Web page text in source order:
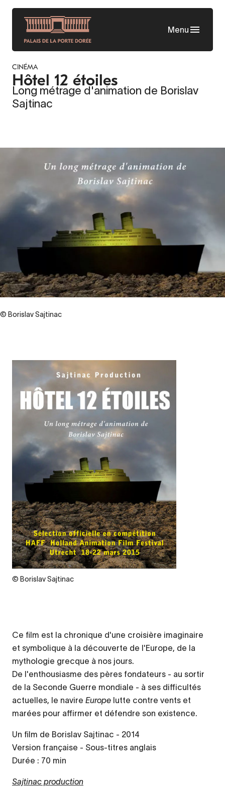
Aller
contenu
principal
Menu
CINÉMA
Hôtel 12 étoiles
Long métrage d'animation de Borislav
Sajtinac
© Borislav Sajtinac
d’origine
Legende
© Borislav Sajtinac
Ce film est la chronique d'une croisière imaginaire
et symbolique à la découverte de l'Europe, de la
mythologie grecque à nos jours.
De l'enthousiasme des pères fondateurs - au sortir
de la Seconde Guerre mondiale - à ses difficultés
actuelles, le navire Europe lutte contre vents et
marées pour affirmer et défendre son existence.
Un film de Borislav Sajtinac - 2014
Version française - Sous-titres anglais
Durée : 70 min
Sajtinac production